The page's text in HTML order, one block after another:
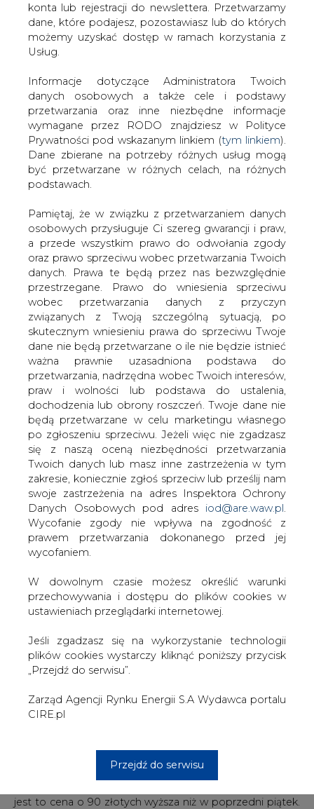
konta lub rejestracji do newslettera. Przetwarzamy
dane, które podajesz, pozostawiasz lub do których
możemy uzyskać dostęp w ramach korzystania z
Usług.
Informacje dotyczące Administratora Twoich
danych osobowych a także cele i podstawy
przetwarzania oraz inne niezbędne informacje
wymagane przez RODO znajdziesz w Polityce
Prywatności pod wskazanym linkiem (tym linkiem).
Dane zbierane na potrzeby różnych usług mogą
być przetwarzane w różnych celach, na różnych
podstawach.
Pamiętaj, że w związku z przetwarzaniem danych
osobowych przysługuje Ci szereg gwarancji i praw,
a przede wszystkim prawo do odwołania zgody
oraz prawo sprzeciwu wobec przetwarzania Twoich
danych. Prawa te będą przez nas bezwzględnie
przestrzegane. Prawo do wniesienia sprzeciwu
wobec przetwarzania danych z przyczyn
związanych z Twoją szczególną sytuacją, po
skutecznym wniesieniu prawa do sprzeciwu Twoje
dane nie będą przetwarzane o ile nie będzie istnieć
ważna prawnie uzasadniona podstawa do
przetwarzania, nadrzędna wobec Twoich interesów,
praw i wolności lub podstawa do ustalenia,
dochodzenia lub obrony roszczeń. Twoje dane nie
będą przetwarzane w celu marketingu własnego
po zgłoszeniu sprzeciwu. Jeżeli więc nie zgadzasz
się z naszą oceną niezbędności przetwarzania
Twoich danych lub masz inne zastrzeżenia w tym
zakresie, koniecznie zgłoś sprzeciw lub prześlij nam
swoje zastrzeżenia na adres Inspektora Ochrony
Danych Osobowych pod adres iod@are.waw.pl
Wycofanie zgody nie wpływa na zgodność z
prawem przetwarzania dokonanego przed jej
wycofaniem.
W dowolnym czasie możesz określić warunki
przechowywania i dostępu do plików cookies w
ustawieniach przeglądarki internetowej.
Jeśli zgadzasz się na wykorzystanie technologii
plików cookies wystarczy kliknąć poniższy przycisk
„Przejdź do serwisu”.
Zarząd Agencji Rynku Energii S.A Wydawca portalu
CIRE.pl
Przejdź do serwisu
Strona główna RYNEK PALIW
Na stacjach
benzynowych mamy wakacyjną stabilizację cen
Redakcja
drukuj
skomentuj
udostępnij
Na stacjach benzynowych mamy
wakacyjną stabilizację cen
W pierwszej części tegorocznego
sezonu letnich wyjazdów ceny paliw na
stacjach praktycznie się nie zmieniają.
Duża część kierowców korzysta jednak
z wakacyjnych rabatów oferowanych
przez większość dużych sieci, dzięki
czemu realne koszty tankowania są
niższe niż jeszcze kilka tygodni temu -
informuje e-petrol.pl
początku wakacji dzieje się na rynku paliw w Polsce.
Wahania cen, zarówno w hurcie, jak i na stacjach, są
niewielkie. Na razie nie widać efektów drożejącej ropy, bo
umocnienie złotówki w relacji do amerykańskiego dolara.
zobaczmy również:Co dalej z Izerą?
W rafineriach benzyna drożeje
95-oktanowej benzyny w oficjalnych cennikach krajowych
jest to cena o 90 złotych wyższa niż w poprzedni piątek.